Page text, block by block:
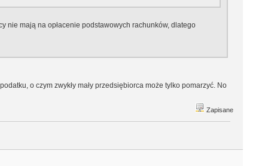
nie mają na opłacenie podstawowych rachunków, dlatego
o czym zwykły mały przedsiębiorca może tylko pomarzyć. No
Zapisane